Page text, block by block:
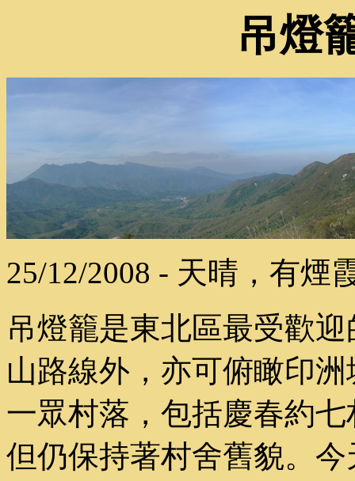
吊燈
25/12/2008 - 天晴，有煙
吊燈籠是東北區最受歡
山路線外，亦可俯瞰印
一眾村落，包括慶春約
但仍保持著村舍舊貌。